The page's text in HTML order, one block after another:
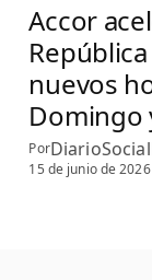
Accor
nuevos
Domingo
Por
15 de junio de 2026